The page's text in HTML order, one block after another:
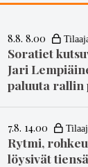
8.8. 8.00
Soratiet
Jari
paluuta rallin
7.8. 14.00
Rytmi,
löysivät